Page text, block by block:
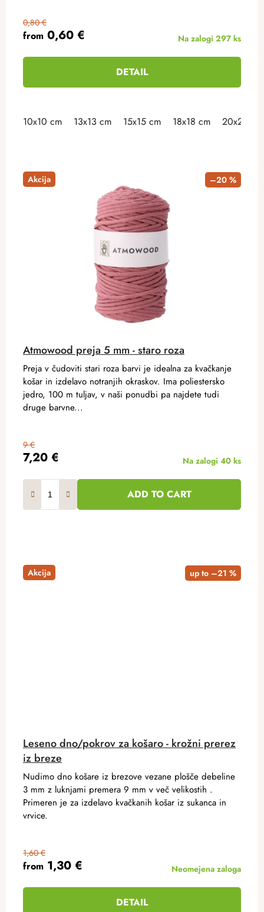
from 0,60 €
0,80 €
Na zalogi 297 ks
DETAIL
10x10 cm 13x13 cm 15x15 cm 18x18 cm 20x20 cm
Akcija –20 %
Atmowood preja 5 mm - staro roza
7,20 €
9 €
Na zalogi 40 ks
ADD TO CART
Preja v čudoviti stari roza barvi je idealna za kvačkanje
košar in izdelavo notranjih okraskov. Ima poliestersko
jedro, 100 m tuljav, v naši ponudbi pa najdete tudi
druge barvne...
Akcija up to –21 %
Leseno dno/pokrov za košaro - krožni prerez
iz breze
from 1,30 €
1,60 €
Neomejena zaloga
DETAIL
Nudimo dno košare iz brezove vezane plošče debeline
3 mm z luknjami premera 9 mm v več velikostih .
Primeren je za izdelavo kvačkanih košar iz sukanca in
vrvice.